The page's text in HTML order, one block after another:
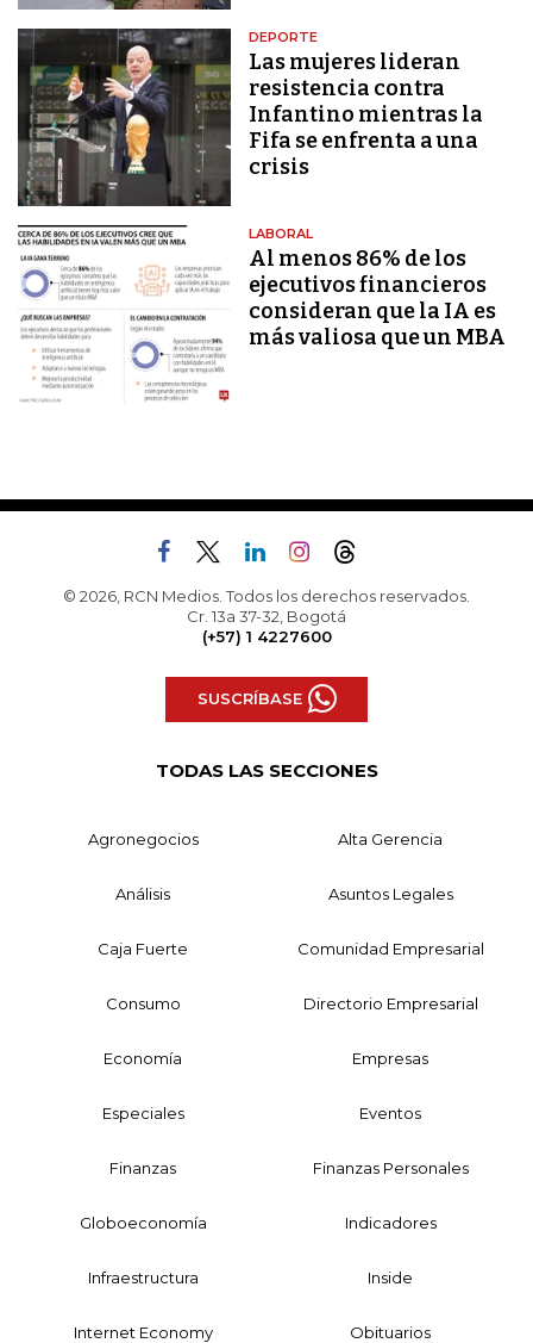
DEPORTE
Las mujeres lideran
resistencia contra
Infantino mientras la
Fifa se enfrenta a una
crisis
LABORAL
Al menos 86% de los
ejecutivos financieros
consideran que la IA es
más valiosa que un MBA
© 2026, RCN Medios. Todos los derechos reservados.
Cr. 13a 37-32, Bogotá
(+57) 1 4227600
SUSCRÍBASE
TODAS LAS SECCIONES
Agronegocios Alta Gerencia
Análisis Asuntos Legales
Caja Fuerte Comunidad Empresarial
Consumo Directorio Empresarial
Economía Empresas
Especiales Eventos
Finanzas Finanzas Personales
Globoeconomía Indicadores
Infraestructura Inside
Internet Economy Obituarios